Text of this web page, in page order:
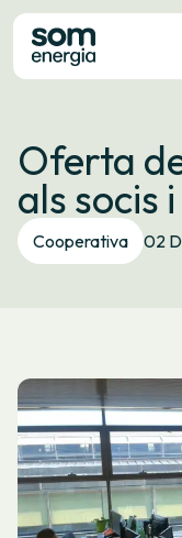
Tarifes
Serveis
Empreses
La
Idioma: ES CA GL
Oferta
als socis
Cooperativa 02